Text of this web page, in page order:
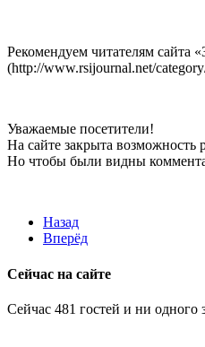
Рекомендуем читателям сайта
(http://www.rsijournal.net/
Уважаемые посетители!
На сайте закрыта возможность
Но чтобы были видны
Назад
Вперёд
Сейчас на сайте
Сейчас 481 гостей и ни одного